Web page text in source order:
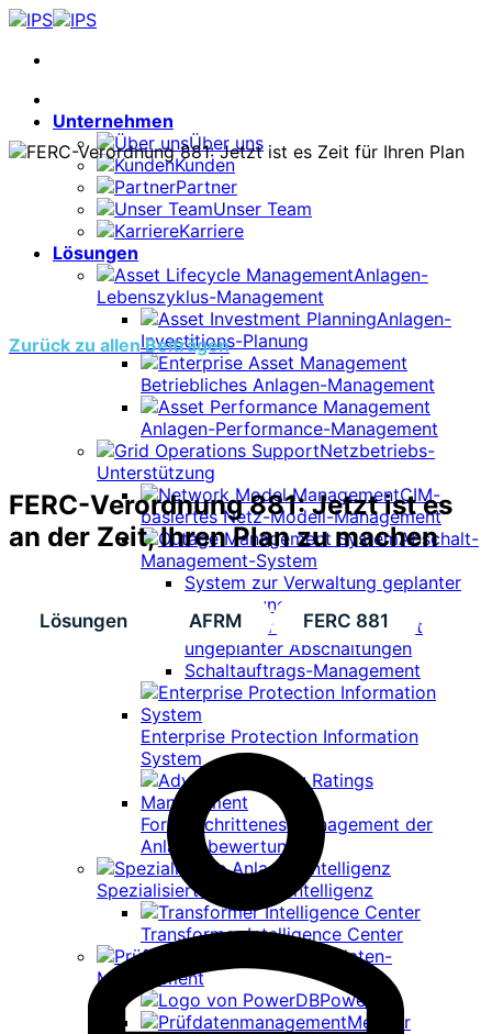
Zum
springen
Unternehmen
Über uns
Kunden
Partner
Unser Team
Karriere
Lösungen
Anlagen-
Lebenszyklus-Management
Anlagen-
Investitions-Planung
Betriebliches Anlagen-Management
Anlagen-Performance-Management
Netzbetriebs-
Unterstützung
CIM-
basiertes Netz-Modell-Management
Abschalt-
Management-System
System zur Verwaltung geplanter
Abschaltungen
System für das Management
ungeplanter Abschaltungen
Schaltauftrags-Management
Enterprise Protection Information
System
Fortgeschrittenes Management der
Anlagenbewertung
Spezialisierte Anlagen-Intelligenz
Transformer Intelligence Center
Prüfdaten-
Management
PowerDB
Megger
Zurück zu allen Beiträgen
FERC-Verordnung 881: Jetzt ist es
an der Zeit, Ihren Plan zu machen
Lösungen AFRM FERC 881